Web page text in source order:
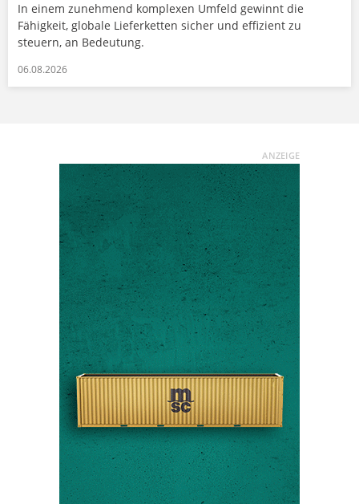
In einem zunehmend komplexen Umfeld gewinnt die
Fähigkeit, globale Lieferketten sicher und effizient zu
steuern, an Bedeutung.
06.08.2026
ANZEIGE